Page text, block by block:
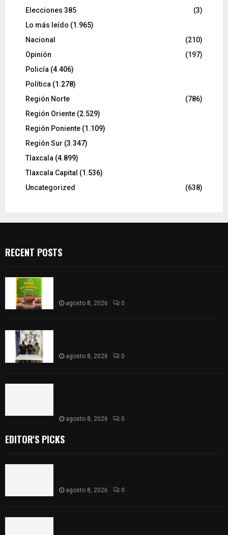
Elecciones 385
(3)
Lo más leído (1.965)
Nacional
(210)
Opinión
(197)
Policía (4.406)
Política (1.278)
Región Norte
(786)
Región Oriente (2.529)
Región Poniente (1.109)
Región Sur (3.347)
Tlaxcala (4.899)
Tlaxcala Capital (1.536)
Uncategorized
(638)
RECENT POSTS
agosto 8, 2026 0
agosto 8, 2026 0
agosto 8, 2026 0
EDITOR'S PICKS
agosto 8, 2026 0